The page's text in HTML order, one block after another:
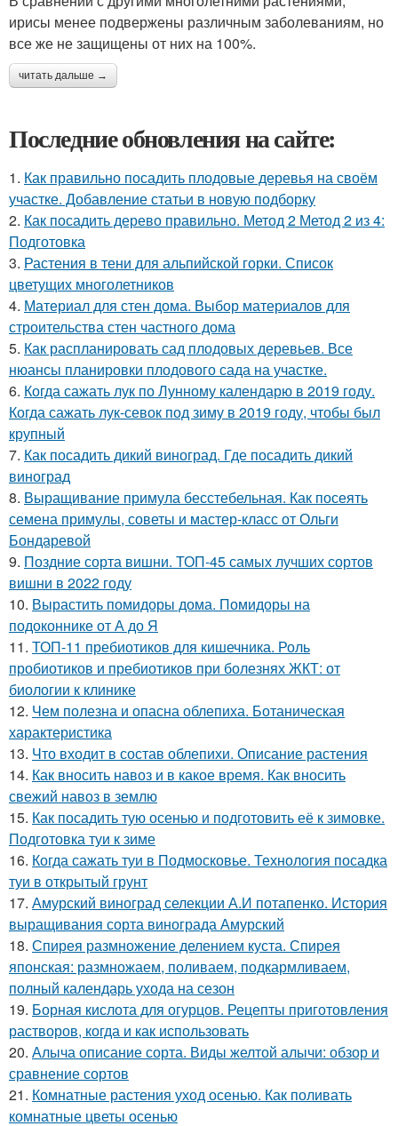
ирисы менее подвержены различным заболеваниям, но
все же не защищены от них на 100%.
читать дальше →
Последние обновления на сайте:
1. Как правильно посадить плодовые деревья на своём
участке. Добавление статьи в новую подборку
2. Как посадить дерево правильно. Метод 2 Метод 2 из 4:
Подготовка
3. Растения в тени для альпийской горки. Список
цветущих многолетников
4. Материал для стен дома. Выбор материалов для
строительства стен частного дома
5. Как распланировать сад плодовых деревьев. Все
нюансы планировки плодового сада на участке.
6. Когда сажать лук по Лунному календарю в 2019 году.
Когда сажать лук-севок под зиму в 2019 году, чтобы был
крупный
7. Как посадить дикий виноград. Где посадить дикий
виноград
8. Выращивание примула бесстебельная. Как посеять
семена примулы, советы и мастер-класс от Ольги
Бондаревой
9. Поздние сорта вишни. ТОП-45 самых лучших сортов
вишни в 2022 году
10. Вырастить помидоры дома. Помидоры на
подоконнике от А до Я
11. ТОП-11 пребиотиков для кишечника. Роль
пробиотиков и пребиотиков при болезнях ЖКТ: от
биологии к клинике
12. Чем полезна и опасна облепиха. Ботаническая
характеристика
13. Что входит в состав облепихи. Описание растения
14. Как вносить навоз и в какое время. Как вносить
свежий навоз в землю
15. Как посадить тую осенью и подготовить её к зимовке.
Подготовка туи к зиме
16. Когда сажать туи в Подмосковье. Технология посадка
туи в открытый грунт
17. Амурский виноград селекции А.И потапенко. История
выращивания сорта винограда Амурский
18. Спирея размножение делением куста. Спирея
японская: размножаем, поливаем, подкармливаем,
полный календарь ухода на сезон
19. Борная кислота для огурцов. Рецепты приготовления
растворов, когда и как использовать
20. Алыча описание сорта. Виды желтой алычи: обзор и
сравнение сортов
21. Комнатные растения уход осенью. Как поливать
комнатные цветы осенью